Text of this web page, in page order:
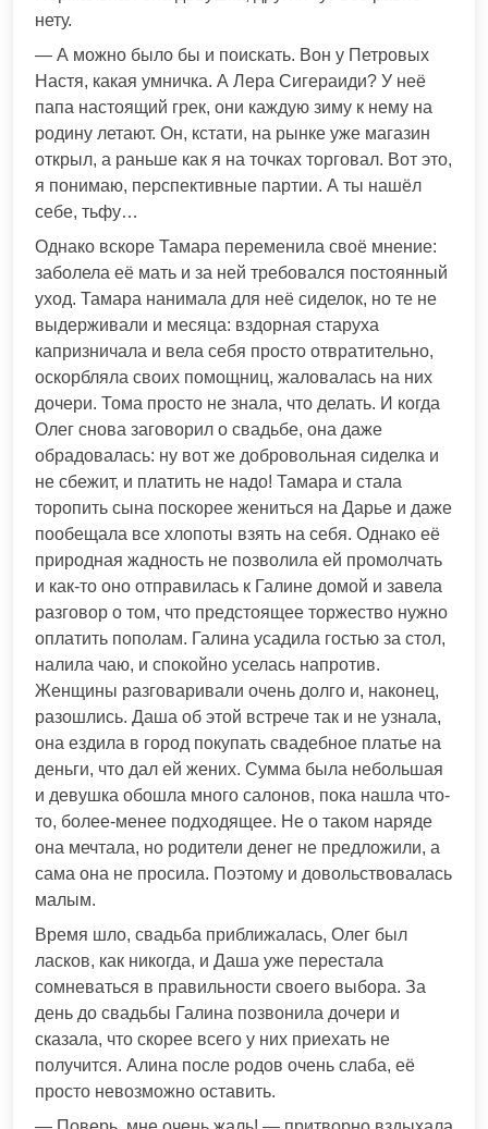
нету.
— А можно было бы и поискать. Вон у Петровых
Настя, какая умничка. А Лера Сигераиди? У неё
папа настоящий грек, они каждую зиму к нему на
родину летают. Он, кстати, на рынке уже магазин
открыл, а раньше как я на точках торговал. Вот это,
я понимаю, перспективные партии. А ты нашёл
себе, тьфу…
Однако вскоре Тамара переменила своё мнение:
заболела её мать и за ней требовался постоянный
уход. Тамара нанимала для неё сиделок, но те не
выдерживали и месяца: вздорная старуха
капризничала и вела себя просто отвратительно,
оскорбляла своих помощниц, жаловалась на них
дочери. Тома просто не знала, что делать. И когда
Олег снова заговорил о свадьбе, она даже
обрадовалась: ну вот же добровольная сиделка и
не сбежит, и платить не надо! Тамара и стала
торопить сына поскорее жениться на Дарье и даже
пообещала все хлопоты взять на себя. Однако её
природная жадность не позволила ей промолчать
и как-то оно отправилась к Галине домой и завела
разговор о том, что предстоящее торжество нужно
оплатить пополам. Галина усадила гостью за стол,
налила чаю, и спокойно уселась напротив.
Женщины разговаривали очень долго и, наконец,
разошлись. Даша об этой встрече так и не узнала,
она ездила в город покупать свадебное платье на
деньги, что дал ей жених. Сумма была небольшая
и девушка обошла много салонов, пока нашла что-
то, более-менее подходящее. Не о таком наряде
она мечтала, но родители денег не предложили, а
сама она не просила. Поэтому и довольствовалась
малым.
Время шло, свадьба приближалась, Олег был
ласков, как никогда, и Даша уже перестала
сомневаться в правильности своего выбора. За
день до свадьбы Галина позвонила дочери и
сказала, что скорее всего у них приехать не
получится. Алина после родов очень слаба, её
просто невозможно оставить.